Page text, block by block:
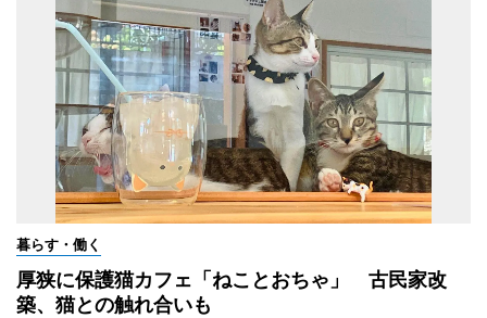
暮らす・働く
厚狭に保護猫カフェ「ねことおちゃ」 古民家改
築、猫との触れ合いも